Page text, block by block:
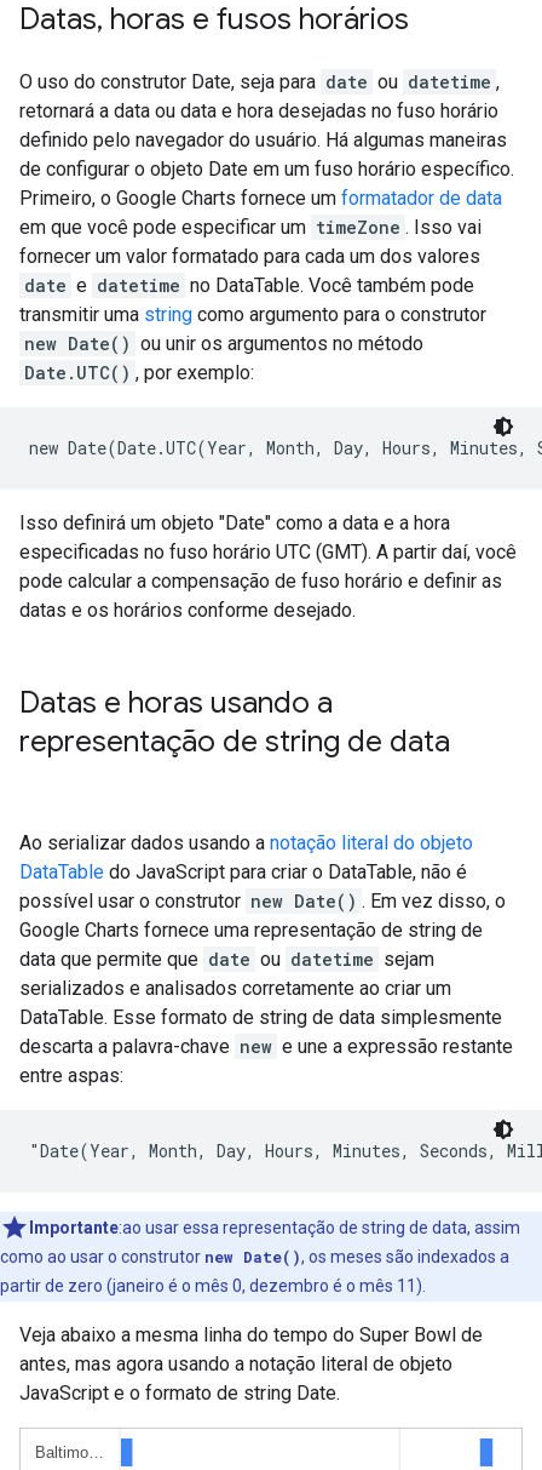
Datas, horas e fusos horários
O uso do construtor Date, seja para date ou datetime ,
retornará a data ou data e hora desejadas no fuso horário
definido pelo navegador do usuário. Há algumas maneiras
de configurar o objeto Date em um fuso horário específico.
Primeiro, o Google Charts fornece um formatador de data
em que você pode especificar um timeZone . Isso vai
fornecer um valor formatado para cada um dos valores
date e datetime no DataTable. Você também pode
transmitir uma string como argumento para o construtor
new Date() ou unir os argumentos no método
Date.UTC() , por exemplo:
new Date(Date.UTC(Year, Month, Day, Hours,
Isso definirá um objeto "Date" como a data e a hora
especificadas no fuso horário UTC (GMT). A partir daí, você
pode calcular a compensação de fuso horário e definir as
datas e os horários conforme desejado.
Datas e horas usando a
representação de string de data
Ao serializar dados usando a notação literal do objeto
DataTable do JavaScript para criar o DataTable, não é
possível usar o construtor new Date() . Em vez disso, o
Google Charts fornece uma representação de string de
data que permite que date ou datetime sejam
serializados e analisados corretamente ao criar um
DataTable. Esse formato de string de data simplesmente
descarta a palavra-chave new e une a expressão restante
entre aspas:
"Date(Year, Month, Day, Hours, Minutes, Seconds,
Importante:ao usar essa representação de string de data, assim
como ao usar o construtor new Date(), os meses são indexados a
partir de zero (janeiro é o mês 0, dezembro é o mês 11).
Veja abaixo a mesma linha do tempo do Super Bowl de
antes, mas agora usando a notação literal de objeto
JavaScript e o formato de string Date.